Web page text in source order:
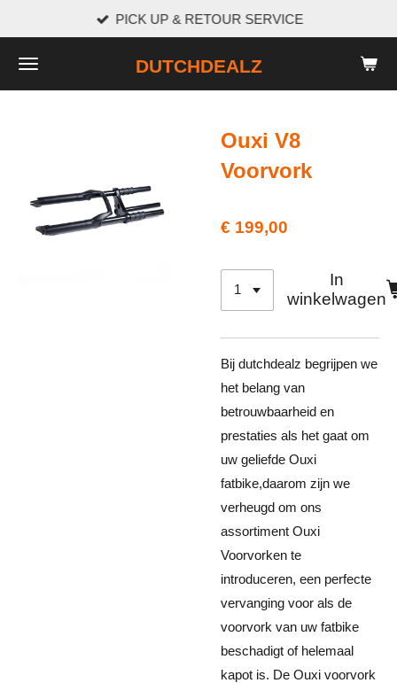
naar
de
DUTCHDEALZ
PICK UP & RETOUR SERVICE
Ouxi V8
Voorvork
€ 199,00
In
winkelwagen
Bij dutchdealz begrijpen we
het belang van
betrouwbaarheid en
prestaties als het gaat om
uw geliefde Ouxi
fatbike,daarom zijn we
verheugd om ons
assortiment Ouxi
Voorvorken te
introduceren, een perfecte
vervanging voor als de
voorvork van uw fatbike
beschadigt of helemaal
kapot is. De Ouxi voorvork